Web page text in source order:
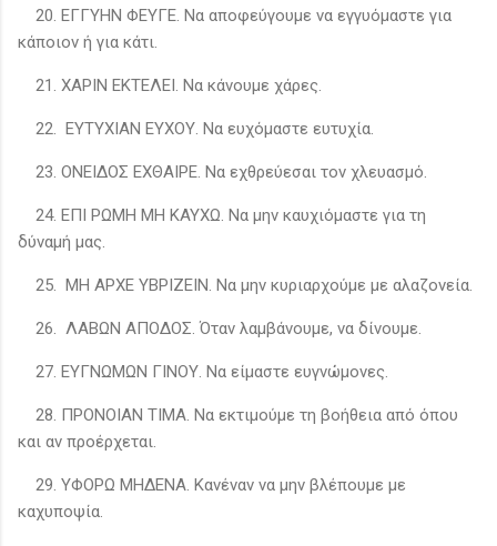
20. ΕΓΓΥΗΝ ΦΕΥΓΕ. Να αποφεύγουμε να εγγυόμαστε για
κάποιον ή για κάτι.
21. ΧΑΡΙΝ ΕΚΤΕΛΕΙ. Να κάνουμε χάρες.
22. ΕΥΤΥΧΙΑΝ ΕΥΧΟΥ. Να ευχόμαστε ευτυχία.
23. ΟΝΕΙΔΟΣ ΕΧΘΑΙΡΕ. Να εχθρεύεσαι τον χλευασμό.
24. ΕΠΙ ΡΩΜΗ ΜΗ ΚΑΥΧΩ. Να μην καυχιόμαστε για τη
δύναμή μας.
25. ΜΗ ΑΡΧΕ ΥΒΡΙΖΕΙΝ. Να μην κυριαρχούμε με αλαζονεία.
26. ΛΑΒΩΝ ΑΠΟΔΟΣ. Όταν λαμβάνουμε, να δίνουμε.
27. ΕΥΓΝΩΜΩΝ ΓΙΝΟΥ. Να είμαστε ευγνώμονες.
28. ΠΡΟΝΟΙΑΝ ΤΙΜΑ. Να εκτιμούμε τη βοήθεια από όπου
και αν προέρχεται.
29. ΥΦΟΡΩ ΜΗΔΕΝΑ. Κανέναν να μην βλέπουμε με
καχυποψία.